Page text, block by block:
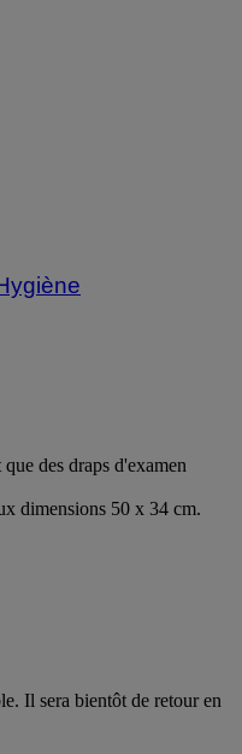
des draps d'examen
dimensions 50 x 34 cm.
Il sera bientôt de retour en